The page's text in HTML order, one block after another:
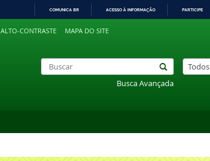
COMUNICA BR ACESSO À INFORMAÇÃO PARTICIPE
ALTO-CONTRASTE MAPA DO SITE
Busca Avançada
Todos